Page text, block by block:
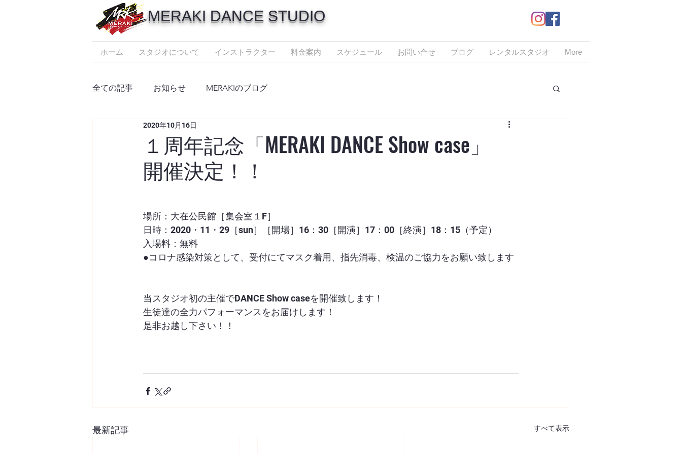
MERAKI DANCE STUDIO
ホーム スタジオについて インストラクター 料金案内 スケジュール お問い合せ ブログ レンタルスタジオ More
全ての記事 お知らせ MERAKIのブログ
１周年記念「MERAKI DANCE Show case」
開催決定！！
2020年10月16日
場所：大在公民館［集会室１F］
日時：2020・11・29［sun］［開場］16：30［開演］17：00［終演］18：15（予定）
入場料：無料
●コロナ感染対策として、受付にてマスク着用、指先消毒、検温のご協力をお願い致します
当スタジオ初の主催でDANCE Show caseを開催致します！
生徒達の全力パフォーマンスをお届けします！
是非お越し下さい！！
最新記事 すべて表示